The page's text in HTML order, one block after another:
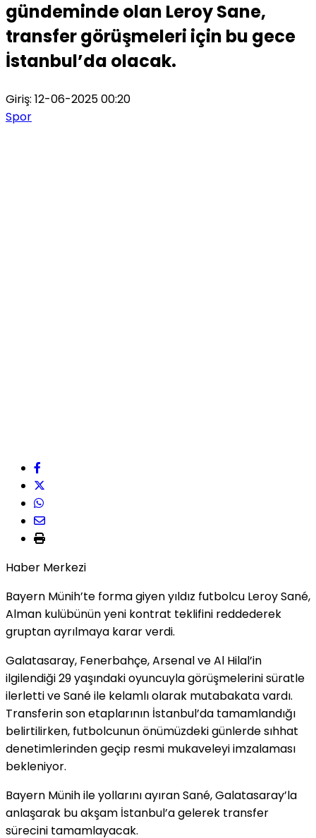
gündeminde olan Leroy Sane,
transfer görüşmeleri için bu gece
İstanbul’da olacak.
Giriş: 12-06-2025 00:20
Spor
Haber Merkezi
Bayern Münih’te forma giyen yıldız futbolcu Leroy Sané,
Alman kulübünün yeni kontrat teklifini reddederek
gruptan ayrılmaya karar verdi.
Galatasaray, Fenerbahçe, Arsenal ve Al Hilal’in
ilgilendiği 29 yaşındaki oyuncuyla görüşmelerini süratle
ilerletti ve Sané ile kelamlı olarak mutabakata vardı.
Transferin son etaplarının İstanbul’da tamamlandığı
belirtilirken, futbolcunun önümüzdeki günlerde sıhhat
denetimlerinden geçip resmi mukaveleyi imzalaması
bekleniyor.
Bayern Münih ile yollarını ayıran Sané, Galatasaray’la
anlaşarak bu akşam İstanbul’a gelerek transfer
sürecini tamamlayacak.